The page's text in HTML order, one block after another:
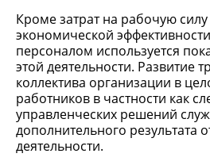
Кроме затрат на рабочую
экономической
персоналом используется
этой деятельности. Развитие
коллектива организации в
работников в частности как
управленческих решений
дополнительного результата
деятельности.